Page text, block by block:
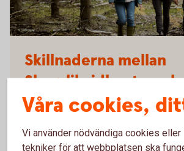
Skillnaderna mellan
Skogslikvidkonto och
Skogskonto
Andreas Jansson, skogsspecialist
Våra cookies,
Vi använder nödvändiga cookies eller
tekniker för att webbplatsen ska